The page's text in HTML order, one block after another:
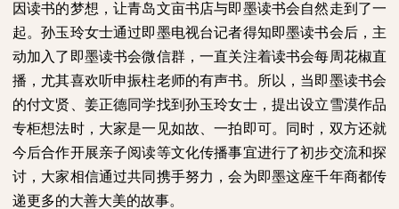
因读书的梦想，让青岛文亩书店与即墨读书会自然走到了一
起。孙玉玲女士通过即墨电视台记者得知即墨读书会后，主
动加入了即墨读书会微信群，一直关注着读书会每周花椒直
播，尤其喜欢听申振柱老师的有声书。所以，当即墨读书会
的付文贤、姜正德同学找到孙玉玲女士，提出设立雪漠作品
专柜想法时，大家是一见如故、一拍即可。同时，双方还就
今后合作开展亲子阅读等文化传播事宜进行了初步交流和探
讨，大家相信通过共同携手努力，会为即墨这座千年商都传
递更多的大善大美的故事。